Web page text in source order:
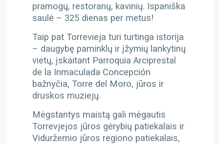
pramogų, restoranų, kavinių. Ispaniška
saulė – 325 dienas per metus!
Taip pat Torrevieja turi turtinga istorija
– daugybę paminklų ir įžymių lankytinų
vietų, įskaitant Parroquia Arciprestal
de la Inmaculada Concepción
bažnyčia, Torre del Moro, jūros ir
druskos muziejų.
Mėgstantys maistą gali mėgautis
Torrevjejos jūros gėrybių patiekalais ir
Viduržemio jūros regiono patiekalais,